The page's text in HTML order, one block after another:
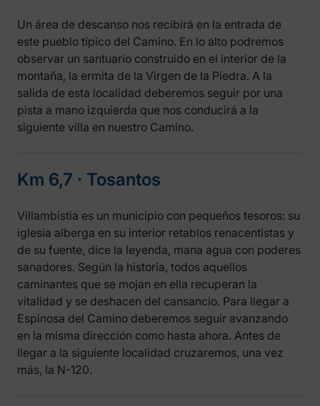
Un área de descanso nos recibirá en la entrada de
este pueblo típico del Camino. En lo alto podremos
observar un santuario construido en el interior de la
montaña, la ermita de la Virgen de la Piedra. A la
salida de esta localidad deberemos seguir por una
pista a mano izquierda que nos conducirá a la
siguiente villa en nuestro Camino.
Km 6,7 ‧ Tosantos
Villambistia es un municipio con pequeños tesoros: su
iglesia alberga en su interior retablos renacentistas y
de su fuente, dice la leyenda, mana agua con poderes
sanadores. Según la historia, todos aquellos
caminantes que se mojan en ella recuperan la
vitalidad y se deshacen del cansancio. Para llegar a
Espinosa del Camino deberemos seguir avanzando
en la misma dirección como hasta ahora. Antes de
llegar a la siguiente localidad cruzaremos, una vez
más, la N-120.